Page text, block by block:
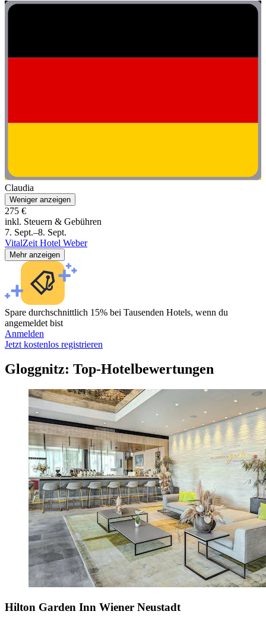
Claudia
Weniger anzeigen
275 €
inkl. Steuern & Gebühren
7. Sept.–8. Sept.
VitalZeit Hotel Weber
Mehr anzeigen
Spare durchschnittlich 15% bei Tausenden Hotels, wenn du
angemeldet bist
Anmelden
Jetzt kostenlos registrieren
Gloggnitz: Top-Hotelbewertungen
Hilton Garden Inn Wiener Neustadt